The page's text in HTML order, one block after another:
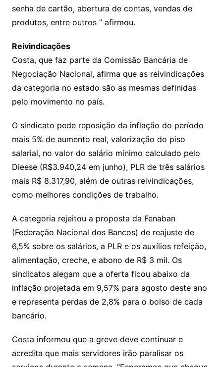
senha de cartão, abertura de contas, vendas de
produtos, entre outros ” afirmou.
Reivindicações
Costa, que faz parte da Comissão Bancária de
Negociação Nacional, afirma que as reivindicações
da categoria no estado são as mesmas definidas
pelo movimento no país.
O sindicato pede reposição da inflação do período
mais 5% de aumento real, valorização do piso
salarial, no valor do salário mínimo calculado pelo
Dieese (R$3.940,24 em junho), PLR de três salários
mais R$ 8.317,90, além de outras reivindicações,
como melhores condições de trabalho.
A categoria rejeitou a proposta da Fenaban
(Federação Nacional dos Bancos) de reajuste de
6,5% sobre os salários, a PLR e os auxílios refeição,
alimentação, creche, e abono de R$ 3 mil. Os
sindicatos alegam que a oferta ficou abaixo da
inflação projetada em 9,57% para agosto deste ano
e representa perdas de 2,8% para o bolso de cada
bancário.
Costa informou que a greve deve continuar e
acredita que mais servidores irão paralisar os